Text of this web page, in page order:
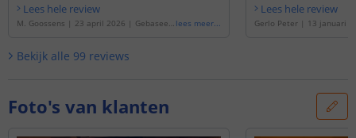
Lees hele review
M. Goossens | 23 april 2026 | Gebaseer
m'
lees meer...
Lees hele review
Gerlo Peter| 13 januari
Bekijk alle 99 reviews
Foto's van klanten